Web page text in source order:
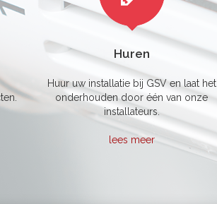
Huren
Huur uw installatie bij GSV en laat het
onderhouden door één van onze
installateurs.
lees meer